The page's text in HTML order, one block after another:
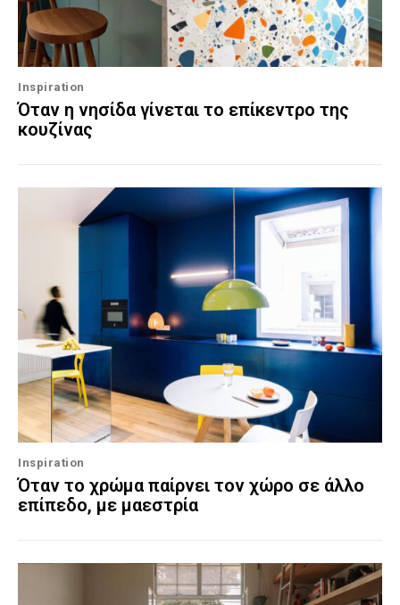
Inspiration
Όταν η νησίδα γίνεται το επίκεντρο της
κουζίνας
Inspiration
Όταν το χρώμα παίρνει τον χώρο σε άλλο
επίπεδο, με μαεστρία